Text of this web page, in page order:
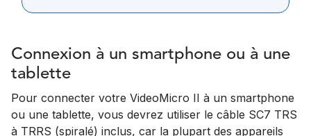
Connexion à un smartphone ou à une
tablette
Pour connecter votre VideoMicro II à un smartphone
ou une tablette, vous devrez utiliser le câble SC7 TRS
à TRRS (spiralé) inclus, car la plupart des appareils